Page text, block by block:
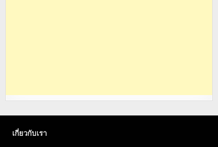
เกี่ยวกับเรา